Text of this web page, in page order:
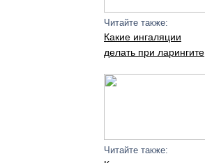
Читайте также:
Какие ингаляции
делать при ларингите
Читайте также: